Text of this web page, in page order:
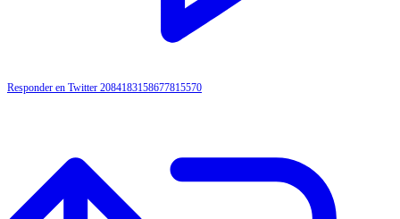
Responder en Twitter 2084183158677815570